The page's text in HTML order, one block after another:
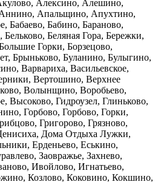
Алексино, Алешино,
Апальщино, Апухтино,
Бабаево, Бабино, Бараново,
Беляная Гора, Бережки,
Горки, Борзецово,
Брыньково, Буланино, Булыгино,
Варвариха, Васильевское,
Вертошино, Верхнее
Волынщино, Воробьево,
Высоково, Гидроузел, Глиньково,
Горбово, Горбово, Горки,
Григорово, Грязново,
Дома Отдыха Лужки,
Ерденьево, Еськино,
Заовражье, Захнево,
Ивойлово, Игнатьево,
Козлово, Коковино, Кокшино,